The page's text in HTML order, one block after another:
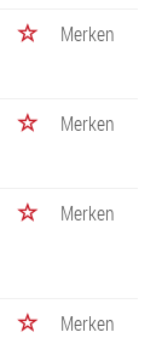
Merken
Merken
Merken
Merken